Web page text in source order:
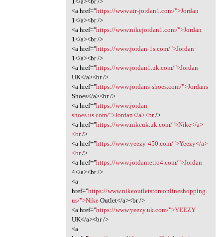
<a href="https://www.air-jordan1.com/">Jordan
1</a><br />
<a href="https://www.nikejordan1.com/">Jordan
1</a><br />
<a href="https://www.jordan-1s.com/">Jordan
1</a><br />
<a href="https://www.jordan1.uk.com/">Jordan
UK</a><br />
<a href="https://www.jordans-shoes.com/">Jordans
Shoes</a><br />
<a href="https://www.jordan-
shoes.us.com/">Jordan</a><br/>
<a href="https://www.nikeuk.uk.com/">Nike</a>
<br/>
<a href="https://www.yeezy-450.com/">Yeezy</a>
<br/>
<a href="https://www.jordanretro4.com/">Jordan
4</a><br />
<a
href="https://www.nikeoutletstoreonlineshopping.
us/">NikeOutlet</a><br />
<a href="https://www.yeezy.uk.com/">YEEZY
UK</a><br />
<a